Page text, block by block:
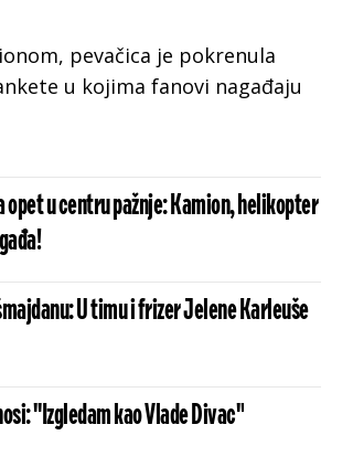
pevačica je pokrenula
u kojima fanovi nagađaju
opet u centru pažnje: Kamion, helikopter
U timu i frizer Jelene Karleuše
"Izgledam kao Vlade Divac"